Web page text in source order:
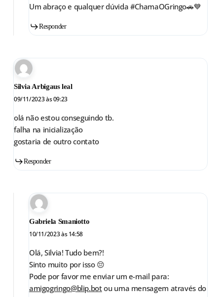
Um abraço e qualquer dúvida #ChamaOGringo🚗💙
Responder
Silvia Arbigaus leal
09/11/2023 às 09:23
olá não estou conseguindo tb.
falha na inicialização
gostaria de outro contato
Responder
Gabriela Smaniotto
10/11/2023 às 14:58
Olá, Silvia! Tudo bem?!
Sinto muito por isso 😔
Pode por favor me enviar um e-mail para:
amigogringo@blip.botou uma mensagem através do